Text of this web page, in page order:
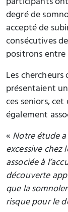
degré de
accepté de
consécutives
positrons entre
Les
présentaient
ces seniors,
également
«Notre étude
excessive chez
associée à
découverte
que la
risque pour le